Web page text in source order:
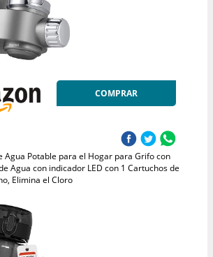
COMPRAR
Agua Potable para el Hogar para Grifo con
Agua con indicador LED con 1 Cartuchos de
Elimina el Cloro